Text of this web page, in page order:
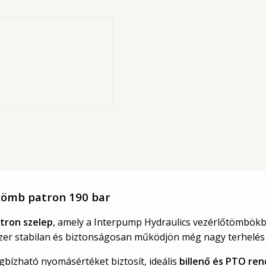
patron 190 bar
szelep, amely a Interpump Hydraulics
stabilan és biztonságosan működjön még nagy
nyomásértéket biztosít, ideális billenő és PTO